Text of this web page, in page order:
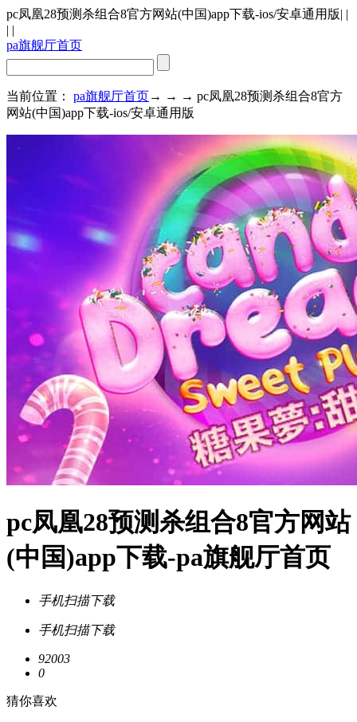
pc凤凰28预测杀组合8官方网站(中国)app下载-ios/安卓通用版| |
| |
pa旗舰厅首页
当前位置： pa旗舰厅首页→ → → pc凤凰28预测杀组合8官方
网站(中国)app下载-ios/安卓通用版
pc凤凰28预测杀组合8官方网站
(中国)app下载-pa旗舰厅首页
手机扫描下载
手机扫描下载
92003
0
猜你喜欢